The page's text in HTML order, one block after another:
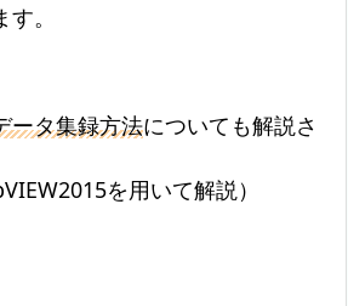
。
ータ集録方法についても解説さ
を用いて解説）